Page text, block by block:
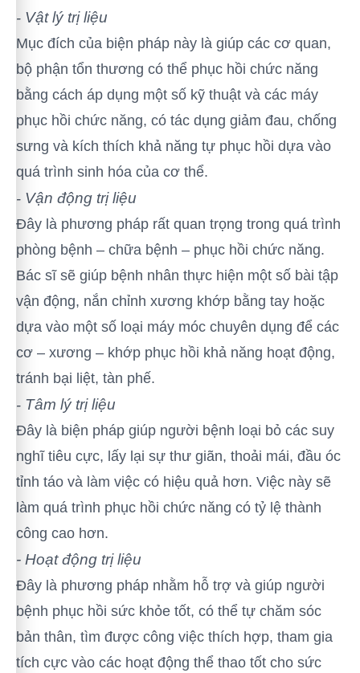
- Vật lý trị liệu
Mục đích của biện pháp này là giúp các cơ quan,
bộ phận tổn thương có thể phục hồi chức năng
bằng cách áp dụng một số kỹ thuật và các máy
phục hồi chức năng, có tác dụng giảm đau, chống
sưng và kích thích khả năng tự phục hồi dựa vào
quá trình sinh hóa của cơ thể.
- Vận động trị liệu
Đây là phương pháp rất quan trọng trong quá trình
phòng bệnh – chữa bệnh – phục hồi chức năng.
Bác sĩ sẽ giúp bệnh nhân thực hiện một số bài tập
vận động, nắn chỉnh xương khớp bằng tay hoặc
dựa vào một số loại máy móc chuyên dụng để các
cơ – xương – khớp phục hồi khả năng hoạt động,
tránh bại liệt, tàn phế.
- Tâm lý trị liệu
Đây là biện pháp giúp người bệnh loại bỏ các suy
nghĩ tiêu cực, lấy lại sự thư giãn, thoải mái, đầu óc
tỉnh táo và làm việc có hiệu quả hơn. Việc này sẽ
làm quá trình phục hồi chức năng có tỷ lệ thành
công cao hơn.
- Hoạt động trị liệu
Đây là phương pháp nhằm hỗ trợ và giúp người
bệnh phục hồi sức khỏe tốt, có thể tự chăm sóc
bản thân, tìm được công việc thích hợp, tham gia
tích cực vào các hoạt động thể thao tốt cho sức